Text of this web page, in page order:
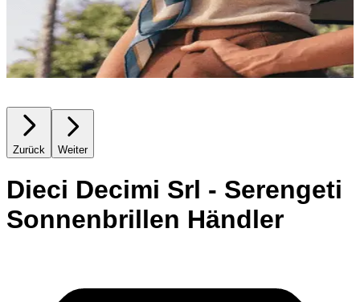
Zurück Weiter
Dieci Decimi Srl - Serengeti
Sonnenbrillen Händler